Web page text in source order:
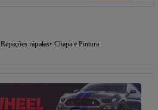
Repações rápidas Chapa e Pintura